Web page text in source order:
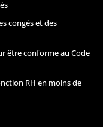
congés et des
être conforme au Code
RH en moins de